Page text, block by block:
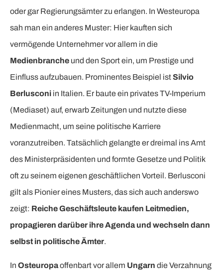
oder gar Regierungsämter zu erlangen. In Westeuropa
sah man ein anderes Muster: Hier kauften sich
vermögende Unternehmer vor allem in die
Medienbranche und den Sport ein, um Prestige und
Einfluss aufzubauen. Prominentes Beispiel istSilvio
Berlusconi in Italien. Er baute ein privates TV-Imperium
(Mediaset) auf, erwarb Zeitungen und nutzte diese
Medienmacht, um seine politische Karriere
voranzutreiben. Tatsächlich gelangte er dreimal ins Amt
des Ministerpräsidenten und formte Gesetze und Politik
oft zu seinem eigenen geschäftlichen Vorteil. Berlusconi
gilt als Pionier eines Musters, das sich auch anderswo
zeigt: Reiche Geschäftsleute kaufen Leitmedien,
propagieren darüber ihre Agenda und wechseln dann
selbst in politische Ämter.
In Osteuropaoffenbart vor allem Ungarn die Verzahnung